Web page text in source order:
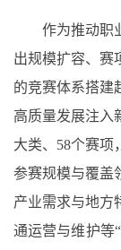
作为推动职
出规模扩容、赛
的竞赛体系搭建
高质量发展注入
大类、58个赛项
参赛规模与覆盖
产业需求与地方
通运营与维护等